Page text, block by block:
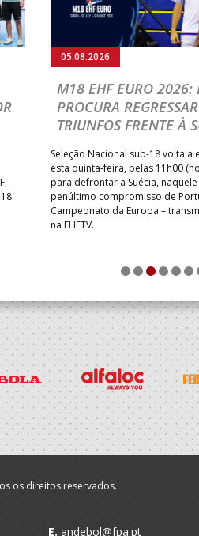
05.08.2026
M18 EHF EURO 2026:
PROCURA
TRIUNFOS FRENTE À
Seleção Nacional sub-18 volta a
esta quinta-feira, pelas 11h00
para defrontar a Suécia,
penúltimo compromisso de
Campeonato da Europa –
na EHFTV.
1 2 3 4 5 6
os direitos reservados.
E. andebol@fpa.pt